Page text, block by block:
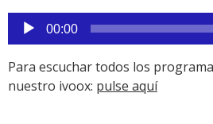
Reproductor
de
audio
00:00
Para escuchar todos los
nuestro ivoox: pulse aquí